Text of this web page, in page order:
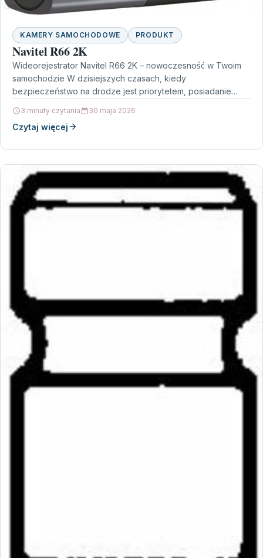
KAMERY SAMOCHODOWE PRODUKT
Navitel R66 2K
Wideorejestrator Navitel R66 2K – nowoczesność w Twoim
samochodzie W dzisiejszych czasach, kiedy
bezpieczeństwo na drodze jest priorytetem, posiadanie
3 minuty czytania 30 maja 2026
Czytaj więcej